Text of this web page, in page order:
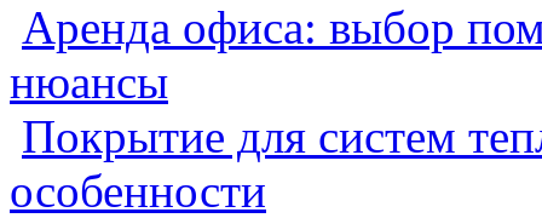
Аренда офиса: выбор
нюансы
Покрытие для систем
особенности